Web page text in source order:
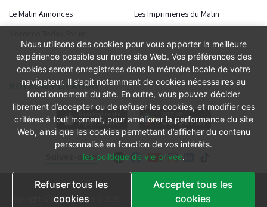
Suivez-nous
Le Matin Annonces
Les Imprimeries du Matin
NOTRE APPLICATION
Copyright Groupe le Matin © 2026
Conditions générales
Nous utilisons des cookies pour vous apporter la meilleure
expérience possible sur notre site Web. Vos préférences des
cookies seront enregistrées dans la mémoire locale de votre
navigateur. Il s’agit notamment de cookies nécessaires au
fonctionnement du site. En outre, vous pouvez décider
librement d’accepter ou de refuser les cookies, et modifier ces
critères à tout moment, pour améliorer la performance du site
Web, ainsi que les cookies permettant d’afficher du contenu
personnalisé en fonction de vos intérêts.
les politique de vie privee.
Refuser tous les
cookies
Accepter tous les
cookies